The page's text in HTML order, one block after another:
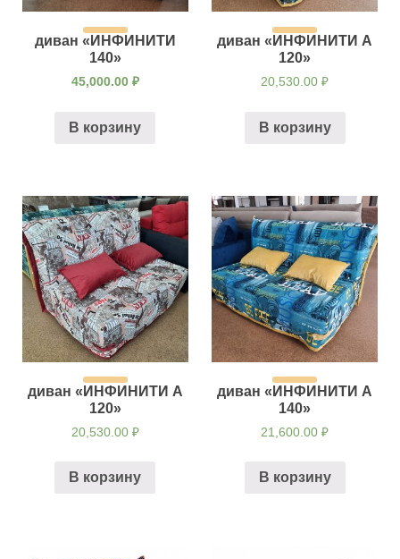
диван «ИНФИНИТИ
140»
45,000.00 ₽
В корзину
диван «ИНФИНИТИ А
120»
20,530.00₽
В корзину
диван «ИНФИНИТИ А
120»
20,530.00 ₽
В корзину
диван «ИНФИНИТИ А
140»
21,600.00₽
В корзину